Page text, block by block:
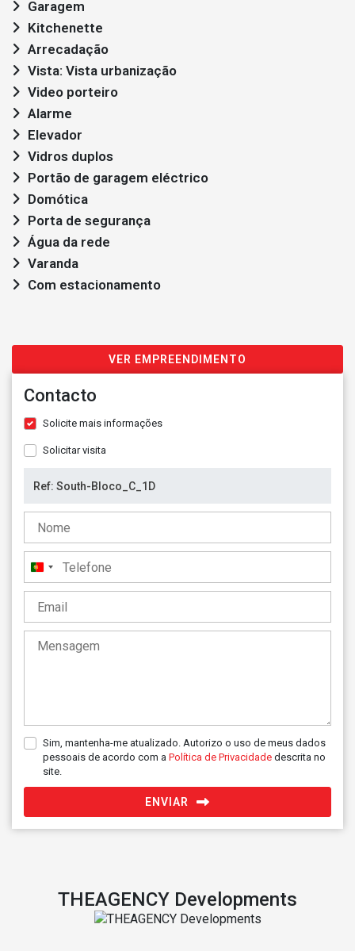
Garagem
Kitchenette
Arrecadação
Vista: Vista urbanização
Video porteiro
Alarme
Elevador
Vidros duplos
Portão de garagem eléctrico
Domótica
Porta de segurança
Água da rede
Varanda
Com estacionamento
VER EMPREENDIMENTO
Contacto
Solicite mais informações
Solicitar visita
Portugal
+351
Sim, mantenha-me atualizado. Autorizo o uso de meus dados
pessoais de acordo com a Política de Privacidade descrita no
site.
ENVIAR
THEAGENCY Developments